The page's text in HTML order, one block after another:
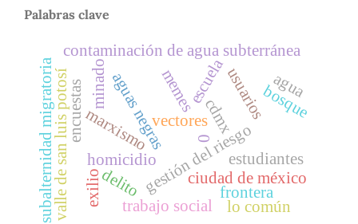
Palabras clave
marxismo
homicidiogestión del riesgo
aguas negras usuarios
encuestas memes
ciudad de méxico
cdmx
delito
valle de san luis potosí minado
contaminación de agua subterránea
bosque
agua
trabajo social
vectores
escuela
estudiantes
frontera
lo común
exilio
subalternidad migratoria 0